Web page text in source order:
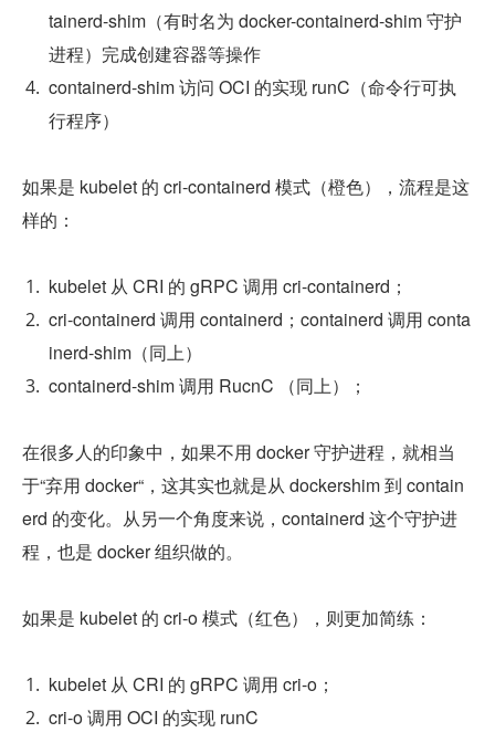
tainerd-shim（有时名为 docker-containerd-shim 守护
进程）完成创建容器等操作
containerd-shim 访问 OCI 的实现 runC（命令行可执
行程序）
如果是 kubelet 的 cri-containerd 模式（橙色），流程是这
样的：
kubelet 从 CRI 的 gRPC 调用 cri-containerd；
cri-containerd 调用 containerd；containerd 调用 conta
inerd-shim（同上）
containerd-shim 调用 RucnC （同上）；
在很多人的印象中，如果不用 docker 守护进程，就相当
于“弃用 docker“，这其实也就是从 dockershim 到 contain
erd 的变化。从另一个角度来说，containerd 这个守护进
程，也是 docker 组织做的。
如果是 kubelet 的 cri-o 模式（红色），则更加简练：
kubelet 从 CRI 的 gRPC 调用 cri-o；
cri-o 调用 OCI 的实现 runC